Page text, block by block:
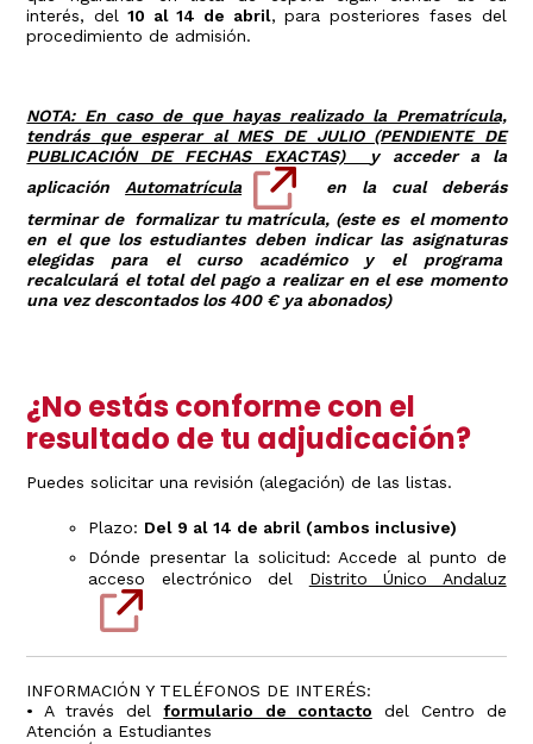
interés, del 10 al 14 de abril, para posteriores fases del
procedimiento de admisión.
NOTA: En caso de que hayas realizado la Prematrícula,
tendrás que esperar alMES DE JULIO (PENDIENTE DE
PUBLICACIÓN DE FECHAS EXACTAS)
y acceder a la
aplicación Automatrícula
en la cual deberás
terminar de formalizar tu matrícula, (este es el momento
en el que los estudiantes deben indicar las asignaturas
elegidas para el curso académico y el programa
recalculará el total del pago a realizar en el ese momento
una vez descontados los 400 € ya abonados)
¿No estás conforme con el
resultado de tu adjudicación?
Puedes solicitar una revisión (alegación) de las listas.
Plazo: Del 9 al 14 de abril (ambos inclusive)
Dónde presentar la solicitud: Accede al punto de
acceso electrónico del Distrito Único Andaluz
INFORMACIÓN Y TELÉFONOS DE INTERÉS:
• A través delformulario de contacto del Centro de
Atención a Estudiantes